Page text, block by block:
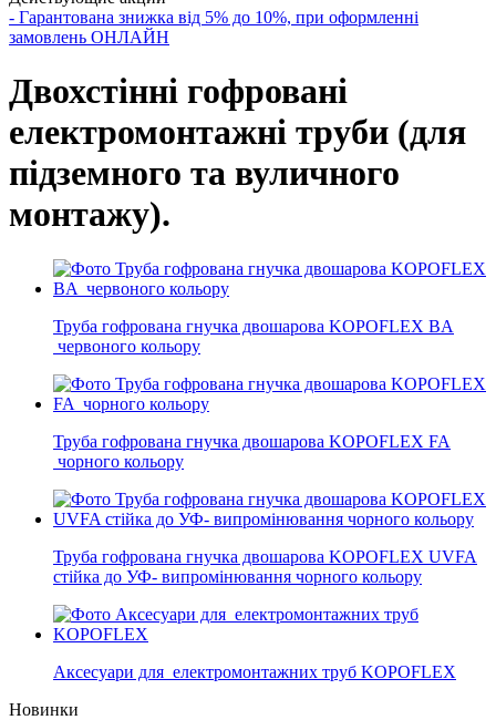
- Гарантована знижка від 5% до 10%, при оформленні
замовлень ОНЛАЙН
Двохстінні гофровані
електромонтажні труби (для
підземного та вуличного
монтажу).
Труба гофрована гнучка двошарова KOPOFLEX BA
червоного кольору
Труба гофрована гнучка двошарова KOPOFLEX FA
чорного кольору
Труба гофрована гнучка двошарова KOPOFLEX UVFA
стійка до УФ- випромінювання чорного кольору
Аксесуари для електромонтажних труб KOPOFLEX
Новинки